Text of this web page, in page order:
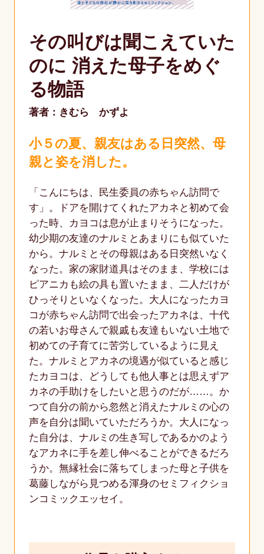
その叫びは聞こえていた
のに 消えた母子をめぐ
る物語
著者：きむら かずよ
小５の夏、親友はある日突然、母
親と姿を消した。
「こんにちは、民生委員の赤ちゃん訪問で
す」。ドアを開けてくれたアカネと初めて会
った時、カヨコは息が止まりそうになった。
幼少期の友達のナルミとあまりにも似ていた
から。ナルミとその母親はある日突然いなく
なった。家の家財道具はそのまま、学校には
ピアニカも絵の具も置いたまま、二人だけが
ひっそりといなくなった。大人になったカヨ
コが赤ちゃん訪問で出会ったアカネは、十代
の若いお母さんで親戚も友達もいない土地で
初めての子育てに苦労しているように見え
た。ナルミとアカネの境遇が似ていると感じ
たカヨコは、どうしても他人事とは思えずア
カネの手助けをしたいと思うのだが……。か
つて自分の前から忽然と消えたナルミの心の
声を自分は聞いていただろうか。大人になっ
た自分は、ナルミの生き写しであるかのよう
なアカネに手を差し伸べることができるだろ
うか。無縁社会に落ちてしまった母と子供を
葛藤しながら見つめる渾身のセミフィクショ
ンコミックエッセイ。